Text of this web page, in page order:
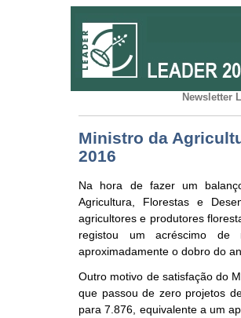
Newsletter
Ministro da
2016
Na hora de fazer um
Agricultura, Florestas e
agricultores e produtores
registou um acréscimo de
aproximadamente o dobro do
Outro motivo de satisfação do
que passou de zero projetos
para 7.876, equivalente a um